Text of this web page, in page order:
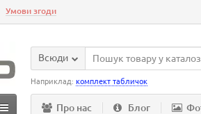
Умови згоди
Всюди
Наприклад: комплект табличок
Про нас Блог